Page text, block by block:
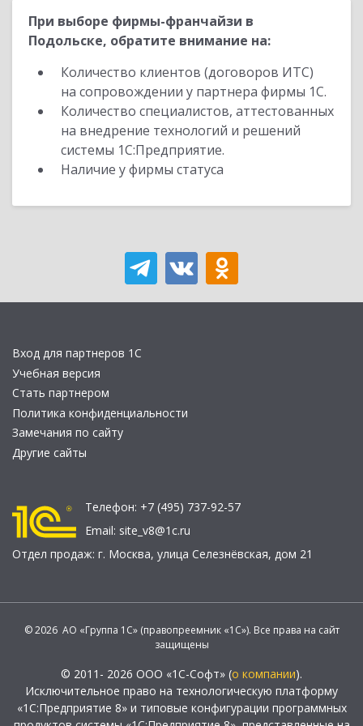
При выборе фирмы-франчайзи в
Подольске, обратите внимание на:
Количество клиентов (договоров ИТС)
на сопровождении у партнера фирмы 1С.
Количество специалистов, аттестованных
на внедрение технологий и решений
системы 1С:Предприятие.
Наличие у фирмы статуса
Вход для партнеров 1С
Учебная версия
Стать партнером
Политика конфиденциальности
Замечания по сайту
Другие сайты
Телефон: +7 (495) 737-92-57
Email: site_v8@1c.ru
Отдел продаж: г. Москва, улица Селезнёвская, дом 21
© 2026 АО «Группа 1С» (правопреемник «1С»). Все права на сайт
защищены
© 2011- 2026 ООО «1С-Софт» (о компании).
Исключительное право на технологическую платформу
«1С:Предприятие 8» и типовые конфигурации программных